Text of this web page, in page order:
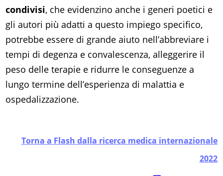
condivisi, che evidenzino anche i generi poetici e
gli autori più adatti a questo impiego specifico,
potrebbe essere di grande aiuto nell’abbreviare i
tempi di degenza e convalescenza, alleggerire il
peso delle terapie e ridurre le conseguenze a
lungo termine dell’esperienza di malattia e
ospedalizzazione.
Torna a Flash dalla ricerca medica internazionale
2022